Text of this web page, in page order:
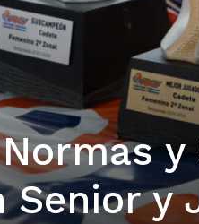
Senior y